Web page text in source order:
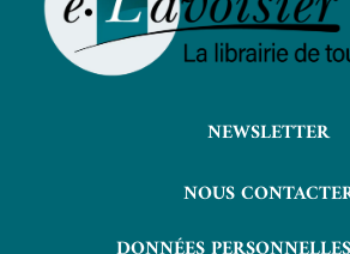
NEWSLETTER
NOUS